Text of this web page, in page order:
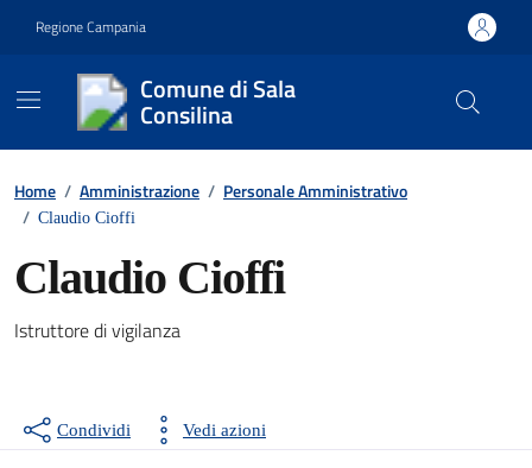
Regione Campania
Comune di Sala
Consilina
Home / Amministrazione / Personale Amministrativo
/ Claudio Cioffi
Claudio Cioffi
Istruttore di vigilanza
Condividi Vedi azioni